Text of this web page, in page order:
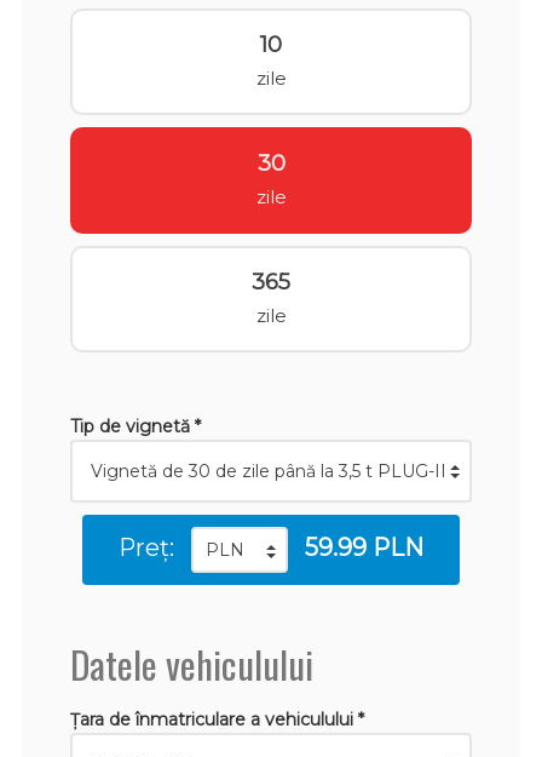
10
zile
30
zile
365
zile
Tip de vignetă *
Preț: 59.99 PLN
Datele vehiculului
Țara de înmatriculare a vehiculului *